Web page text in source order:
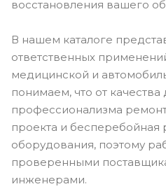
восстановления вашего
В нашем каталоге
ответственных
медицинской и
понимаем, что от качества
профессионализма
проекта и бесперебойная
оборудования, поэтому
проверенными
инженерами.